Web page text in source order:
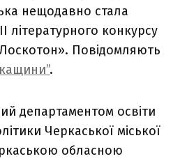
нещодавно стала
конкурсу
Повідомляють
.
департаментом освіти
Черкаської міської
обласною